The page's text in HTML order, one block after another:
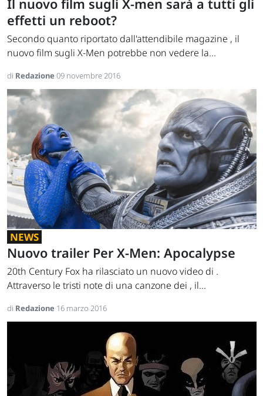
Il nuovo film sugli X-men sarà a tutti gli
effetti un reboot?
Secondo quanto riportato dall'attendibile magazine , il
nuovo film sugli X-Men potrebbe non vedere la...
di Redazione09 novembre 2016
NEWS
Nuovo trailer Per X-Men: Apocalypse
20th Century Fox ha rilasciato un nuovo video di .
Attraverso le tristi note di una canzone dei , il...
di Redazione 16 marzo 2016